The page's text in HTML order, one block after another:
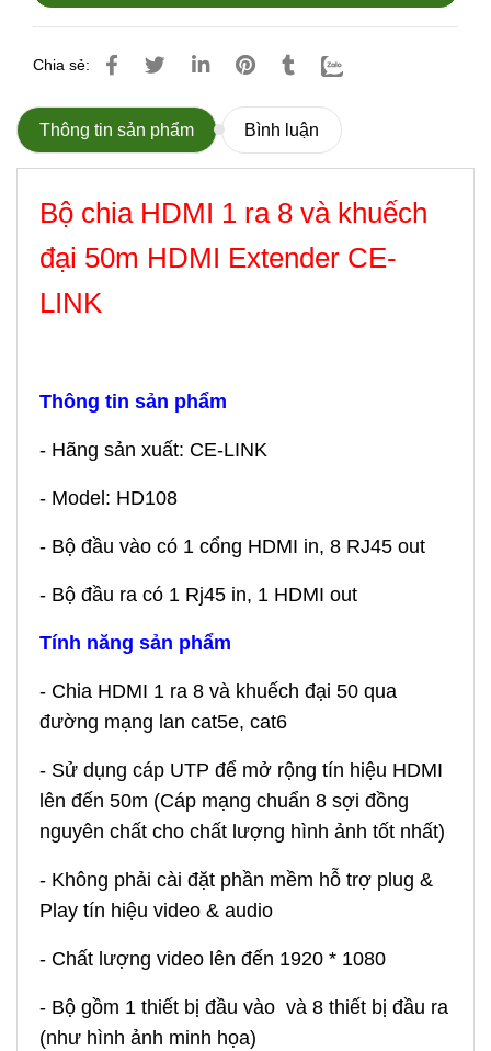
Chia sẻ:
Thông tin sản phẩm Bình luận
Bộ chia HDMI 1 ra 8 và khuếch
đại 50m HDMI Extender CE-
LINK
Thông tin sản phẩm
- Hãng sản xuất: CE-LINK
- Model: HD108
- Bộ đầu vào có 1 cổng HDMI in, 8 RJ45 out
- Bộ đầu ra có 1 Rj45 in, 1 HDMI out
Tính năng sản phẩm
- Chia HDMI 1 ra 8 và khuếch đại 50 qua
đường mạng lan cat5e, cat6
- Sử dụng cáp UTP để mở rộng tín hiệu HDMI
lên đến 50m (Cáp mạng chuẩn 8 sợi đồng
nguyên chất cho chất lượng hình ảnh tốt nhất)
- Không phải cài đặt phần mềm hỗ trợ plug &
Play tín hiệu video & audio
- Chất lượng video lên đến 1920 * 1080
- Bộ gồm 1 thiết bị đầu vào và 8 thiết bị đầu ra
(như hình ảnh minh họa)